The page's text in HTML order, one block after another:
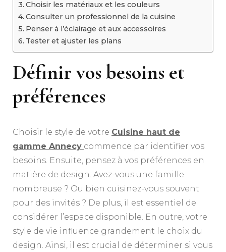
Choisir les matériaux et les couleurs
Consulter un professionnel de la cuisine
Penser à l’éclairage et aux accessoires
Tester et ajuster les plans
Définir vos besoins et
préférences
Choisir le style de votre Cuisine haut de
gamme Annecy commence par identifier vos
besoins. Ensuite, pensez à vos préférences en
matière de design. Avez-vous une famille
nombreuse ? Ou bien cuisinez-vous souvent
pour des invités ? De plus, il est essentiel de
considérer l’espace disponible. En outre, votre
style de vie influence grandement le choix du
design. Ainsi, il est crucial de déterminer si vous